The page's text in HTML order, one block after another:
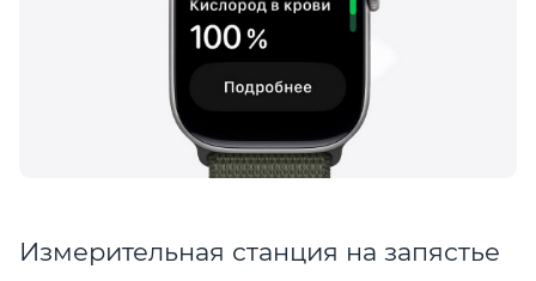
Измерительная станция на запястье